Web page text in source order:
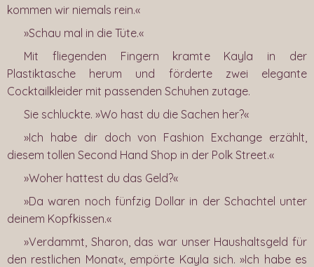
kommen wir niemals rein.«
»Schau mal in die Tüte.«
Mit fliegenden Fingern kramte Kayla in der
Plastiktasche herum und förderte zwei elegante
Cocktailkleider mit passenden Schuhen zutage.
Sie schluckte. »Wo hast du die Sachen her?«
»Ich habe dir doch von Fashion Exchange erzählt,
diesem tollen Second Hand Shop in der Polk Street.«
»Woher hattest du das Geld?«
»Da waren noch fünfzig Dollar in der Schachtel unter
deinem Kopfkissen.«
»Verdammt, Sharon, das war unser Haushaltsgeld für
den restlichen Monat«, empörte Kayla sich. »Ich habe es